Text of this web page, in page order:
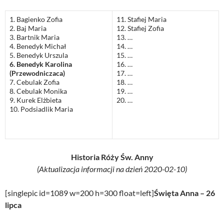
1. Bagienko Zofia
2. Baj Maria
3. Bartnik Maria
4. Benedyk Michał
5. Benedyk Urszula
6. Benedyk Karolina
(Przewodniczaca)
7. Cebulak Zofia
8. Cebulak Monika
9. Kurek Elżbieta
10. Podsiadlik Maria
11. Stafiej Maria
12. Stafiej Zofia
13. …
14. …
15. …
16. …
17. …
18. …
19. …
20. …
Historia Róży Św. Anny
(Aktualizacja informacji na dzień 2020-02-10)
[singlepic id=1089 w=200 h=300 float=left]Święta Anna – 26
lipca